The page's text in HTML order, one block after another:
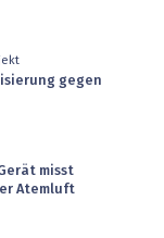
gegen
misst
Atemluft